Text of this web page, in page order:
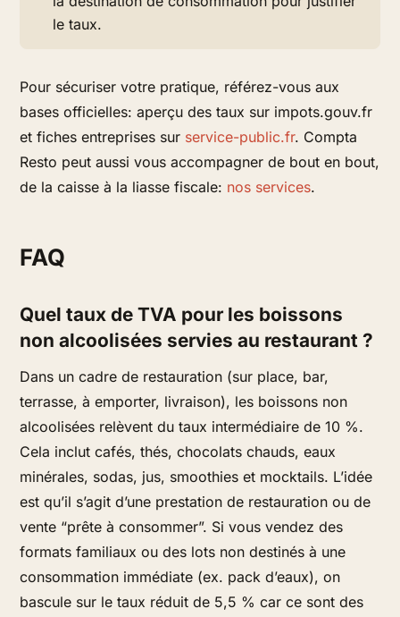
le taux.
Pour sécuriser votre pratique, référez-vous aux
bases officielles: aperçu des taux sur impots.gouv.fr
et fiches entreprises sur service-public.fr. Compta
Resto peut aussi vous accompagner de bout en bout,
de la caisse à la liasse fiscale: nos services.
FAQ
Quel taux de TVA pour les boissons
non alcoolisées servies au restaurant ?
Dans un cadre de restauration (sur place, bar,
terrasse, à emporter, livraison), les boissons non
alcoolisées relèvent du taux intermédiaire de 10 %.
Cela inclut cafés, thés, chocolats chauds, eaux
minérales, sodas, jus, smoothies et mocktails. L’idée
est qu’il s’agit d’une prestation de restauration ou de
vente “prête à consommer”. Si vous vendez des
formats familiaux ou des lots non destinés à une
consommation immédiate (ex. pack d’eaux), on
bascule sur le taux réduit de 5,5 % car ce sont des